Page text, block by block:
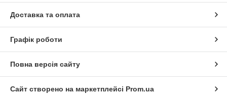
Доставка та оплата
Графік роботи
Повна версія сайту
Сайт створено на маркетплейсі Prom.ua